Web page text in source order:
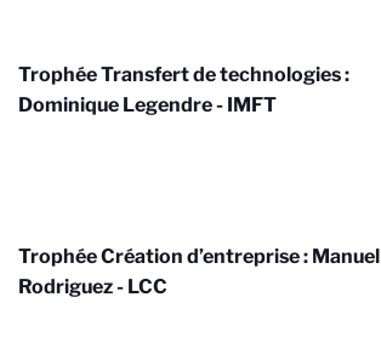
Trophée Transfert de technologies :
Dominique Legendre - IMFT
Trophée Création d’entreprise : Manuel
Rodriguez - LCC